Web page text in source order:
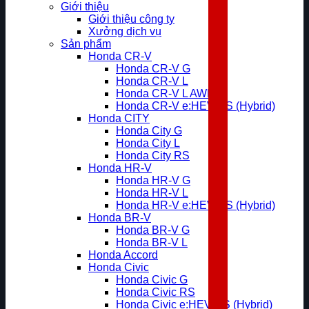
Giới thiệu
Giới thiệu công ty
Xưởng dịch vụ
Sản phẩm
Honda CR-V
Honda CR-V G
Honda CR-V L
Honda CR-V L AWD
Honda CR-V e:HEV RS (Hybrid)
Honda CITY
Honda City G
Honda City L
Honda City RS
Honda HR-V
Honda HR-V G
Honda HR-V L
Honda HR-V e:HEV RS (Hybrid)
Honda BR-V
Honda BR-V G
Honda BR-V L
Honda Accord
Honda Civic
Honda Civic G
Honda Civic RS
Honda Civic e:HEV RS (Hybrid)